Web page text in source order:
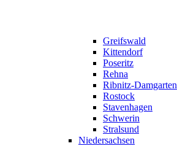
Greifswald
Kittendorf
Poseritz
Rehna
Ribnitz-Damgarten
Rostock
Stavenhagen
Schwerin
Stralsund
Niedersachsen